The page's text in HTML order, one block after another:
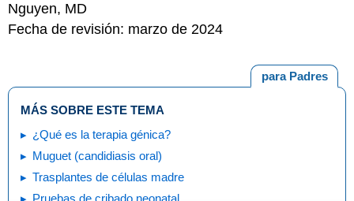
Nguyen, MD
Fecha de revisión: marzo de 2024
para Padres
MÁS SOBRE ESTE TEMA
¿Qué es la terapia génica?
Muguet (candidiasis oral)
Trasplantes de células madre
Pruebas de cribado neonatal